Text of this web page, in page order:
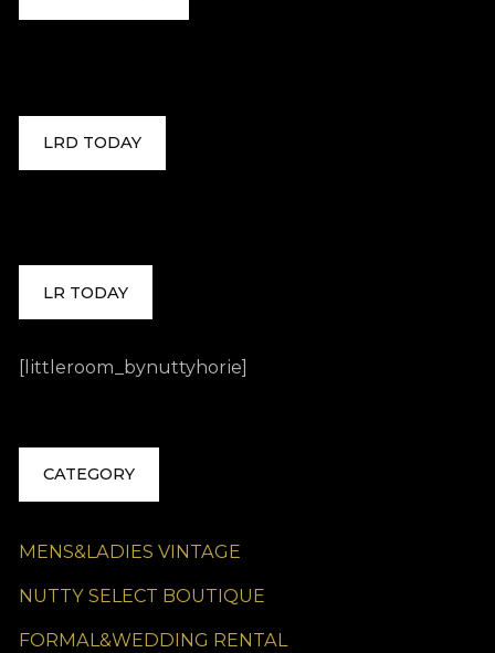
LRD TODAY
LR TODAY
[littleroom_bynuttyhorie]
CATEGORY
MENS&LADIES VINTAGE
NUTTY SELECT BOUTIQUE
FORMAL&WEDDING RENTAL